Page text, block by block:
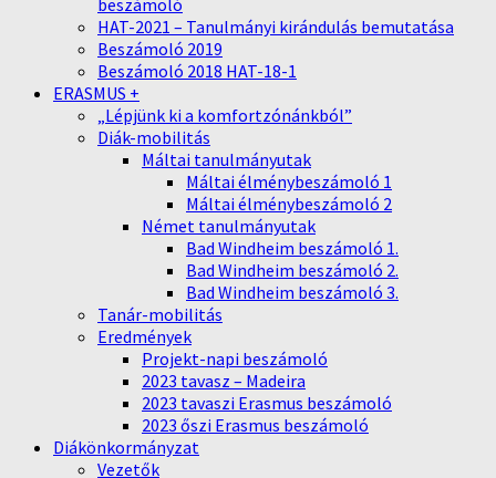
beszámoló
HAT-2021 – Tanulmányi kirándulás bemutatása
Beszámoló 2019
Beszámoló 2018 HAT-18-1
ERASMUS +
„Lépjünk ki a komfortzónánkból”
Diák-mobilitás
Máltai tanulmányutak
Máltai élménybeszámoló 1
Máltai élménybeszámoló 2
Német tanulmányutak
Bad Windheim beszámoló 1.
Bad Windheim beszámoló 2.
Bad Windheim beszámoló 3.
Tanár-mobilitás
Eredmények
Projekt-napi beszámoló
2023 tavasz – Madeira
2023 tavaszi Erasmus beszámoló
2023 őszi Erasmus beszámoló
Diákönkormányzat
Vezetők